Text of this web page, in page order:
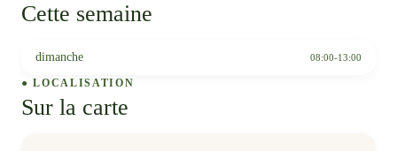
Cette semaine
dimanche 08:00-13:00
● LOCALISATION
Sur la carte